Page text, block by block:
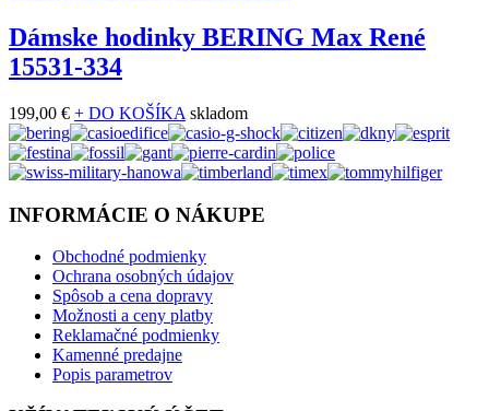
Dámske hodinky BERING Max René
15531-334
199,00 € + DO KOŠÍKA skladom
INFORMÁCIE O NÁKUPE
Obchodné podmienky
Ochrana osobných údajov
Spôsob a cena dopravy
Možnosti a ceny platby
Reklamačné podmienky
Kamenné predajne
Popis parametrov